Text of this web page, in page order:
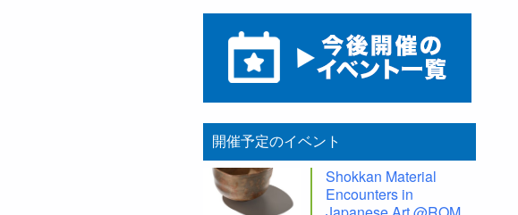
開催予定のイベント
Shokkan Material
Encounters in